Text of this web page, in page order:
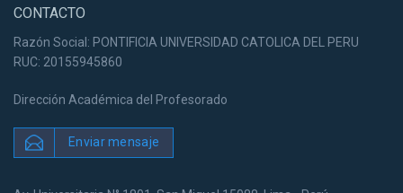
CONTACTO
Razón Social: PONTIFICIA UNIVERSIDAD CATOLICA DEL PERU
RUC: 20155945860
Dirección Académica del Profesorado
Enviar mensaje